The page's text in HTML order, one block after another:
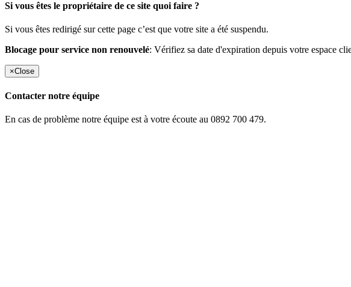
Si vous êtes le propriétaire de ce site quoi faire ?
Si vous êtes redirigé sur cette page c’est que votre site a été suspendu.
Blocage pour service non renouvelé: Vérifiez sa date d'expiration depuis votre espace
×Close
Contacter notre équipe
En cas de problème notre équipe est à votre écoute au 0892 700 479.